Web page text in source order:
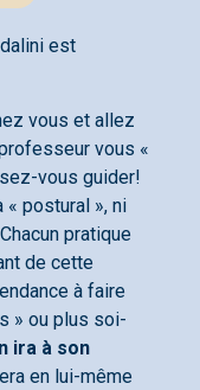
est
vous et allez
vous «
vous guider!
« postural », ni
pratique
de cette
à faire
» ou plus soi-
ira à son
en lui-même